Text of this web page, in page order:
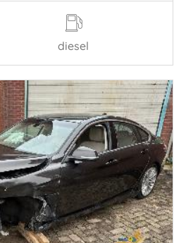
diesel